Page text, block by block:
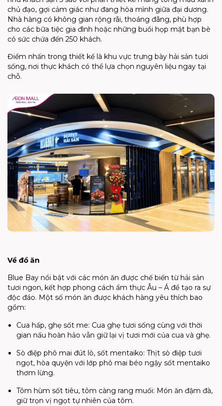
chủ đạo, gợi cảm giác như đang hòa mình giữa đại dương.
Nhà hàng có không gian rộng rãi, thoáng đãng, phù hợp
cho các bữa tiệc gia đình hoặc những buổi họp mặt bạn bè
có sức chứa đến 250 khách.
Điểm nhấn trong thiết kế là khu vực trưng bày hải sản tươi
sống, nơi thực khách có thể lựa chọn nguyên liệu ngay tại
chỗ.
Về đồ ăn
Blue Bay nổi bật với các món ăn được chế biến từ hải sản
tươi ngon, kết hợp phong cách ẩm thực Âu – Á để tạo ra sự
độc đáo. Một số món ăn được khách hàng yêu thích bao
gồm:
Cua hấp, ghẹ sốt me: Cua ghẹ tươi sống cùng với thời
gian nấu hoàn hảo vẫn giữ lại vị tươi mới của cua và ghẹ.
Sò điệp phô mai đút lò, sốt mentaiko: Thịt sò điệp tươi
ngọt, hòa quyện với lớp phô mai béo ngậy sốt mentaiko
thơm lừng.
Tôm hùm sốt tiêu, tôm càng rang muối: Món ăn đậm đà,
giữ trọn vị ngọt tự nhiên của tôm.